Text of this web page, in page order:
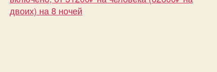
двоих) на 8 ночей